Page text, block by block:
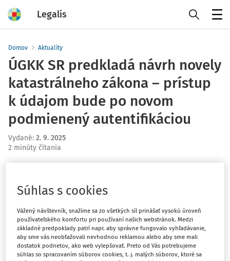
Legalis
Domov Aktuality
ÚGKK SR predkladá návrh novely
katastrálneho zákona – prístup
k údajom bude po novom
podmienený autentifikáciou
Vydané: 2. 9. 2025
2 minúty čítania
č. 162/1995 Z. z. o katastri nehnuteľností (katastrálny
zákon). Ide o legislatívny materiál zapracovaný po
medzirezortnom pripomienkovom konaní (č.
LP/2024/435), ktorý reaguje najmä na rastúce riziká
zneužívania osobných údajov evidovaných v katastri.
Súhlas s cookies
Vážený návštevník, snažíme sa zo všetkých síl prinášať vysokú úroveň
používateľského komfortu pri používaní našich webstránok. Medzi
základné predpoklady patrí napr. aby správne fungovalo vyhľadávanie,
aby sme vás neobťažovali nevhodnou reklamou alebo aby sme mali
dostatok podnetov, ako web vylepšovať. Preto od Vás potrebujeme
súhlas so spracovaním súborov cookies, t. j. malých súborov, ktoré sa